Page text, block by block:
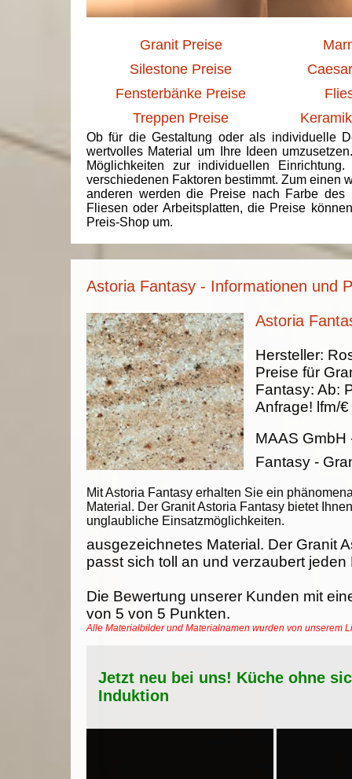
Granit Preise
Silestone Preise
Fensterbänke Preise
Treppen Preise
Ob für die Gestaltung oder als individuelle
wertvolles Material um Ihre Ideen
Möglichkeiten zur individuellen
verschiedenen Faktoren bestimmt. Zum einen
anderen werden die Preise nach Farbe des
Fliesen oder Arbeitsplatten, die Preise
Preis-Shop um.
Astoria Fantasy - Informationen und
Astoria
Mit Astoria Fantasy erhalten Sie ein
Material. Der Granit Astoria Fantasy bietet Ihnen
unglaubliche Einsatzmöglichkeiten.
Hersteller:
Preise für
Fantasy: Ab:
Anfrage! lfm/€
MAAS GmbH
Fantasy -
ausgezeichnetes Material. Der Granit
passt sich toll an und verzaubert jeden
Die Bewertung unserer Kunden mit
von 5 von 5 Punkten.
Alle Materialbilder und Materialnamen wurden von unserem
Jetzt neu bei uns! Küche ohne
Induktion